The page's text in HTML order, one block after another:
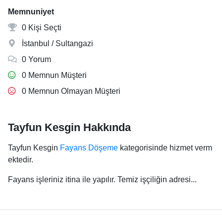
Memnuniyet
0 Kişi Seçti
İstanbul / Sultangazi
0 Yorum
0 Memnun Müşteri
0 Memnun Olmayan Müşteri
Tayfun Kesgin Hakkında
Tayfun Kesgin Fayans Döşeme kategorisinde hizmet verm
ektedir.
Fayans işleriniz itina ile yapılır. Temiz işçiliğin adresi...